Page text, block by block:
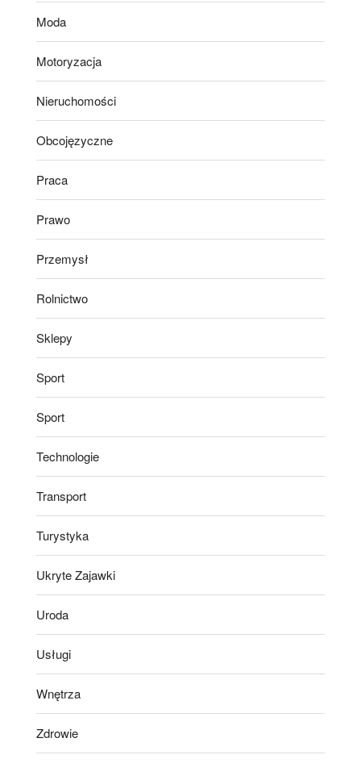
Moda
Motoryzacja
Nieruchomości
Obcojęzyczne
Praca
Prawo
Przemysł
Rolnictwo
Sklepy
Sport
Sport
Technologie
Transport
Turystyka
Ukryte Zajawki
Uroda
Usługi
Wnętrza
Zdrowie